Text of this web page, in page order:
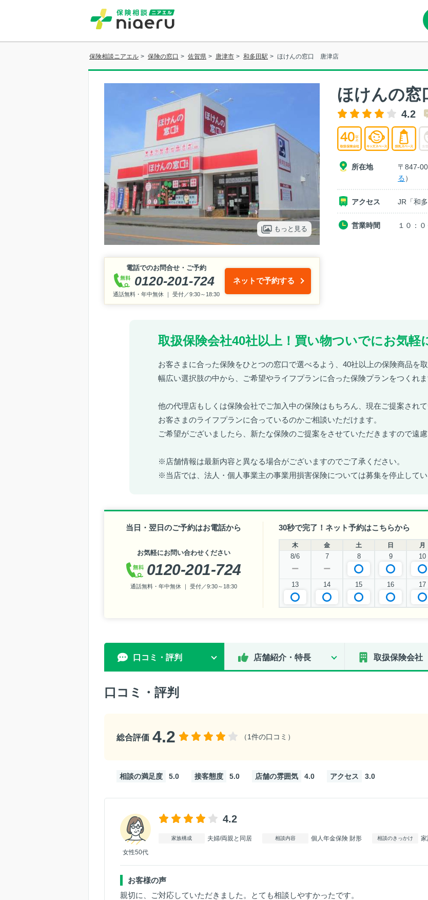
保険相談ニアエル > 保険の窓口 > 佐賀県 > 唐津市 > 和多田駅 > ほけんの窓口 唐津店
もっと見る
電話でのお問合せ・ご予約
0120-201-724
通話無料・年中無休 ｜ 受付／9:30～18:30
ネットで予約する
ほけんの
4.2
所在地 〒847-
る）
アクセス JR「和
営業時間 １０：
取扱保険会社40社以上！買い物ついでにお気軽
お客さまに合った保険をひとつの窓口で選べるよう、40社以上の保険商品を取
幅広い選択肢の中から、ご希望やライフプランに合った保険プランをつくれま
他の代理店もしくは保険会社でご加入中の保険はもちろん、現在ご提案され
お客さまのライフプランに合っているのかご相談いただけます。
ご希望がございましたら、新たな保険のご提案をさせていただきますので遠
※店舗情報は最新内容と異なる場合がございますのでご了承ください。
※当店では、法人・個人事業主の事業用損害保険については募集を停止してい
当日・翌日のご予約はお電話から
お気軽にお問い合わせください
0120-201-724
通話無料・年中無休 ｜ 受付／9:30～18:30
30秒で完了！ネット予約はこちらから
木 金 土 日 月
8/6 7 8 9 10
ー ー
13 14 15 16 17
口コミ・評判 店舗紹介・特長 取扱保険会社
口コミ・評判
総合評価 4.2 （1件の口コミ）
相談の満足度 5.0 接客態度 5.0 店舗の雰囲気 4.0 アクセス 3.0
女性50代
4.2
家族構成 夫婦/両親と同居 相談内容 個人年金保険 財形 相談のきっかけ
お客様の声
親切に、ご対応していただきました。とても相談しやすかったです。